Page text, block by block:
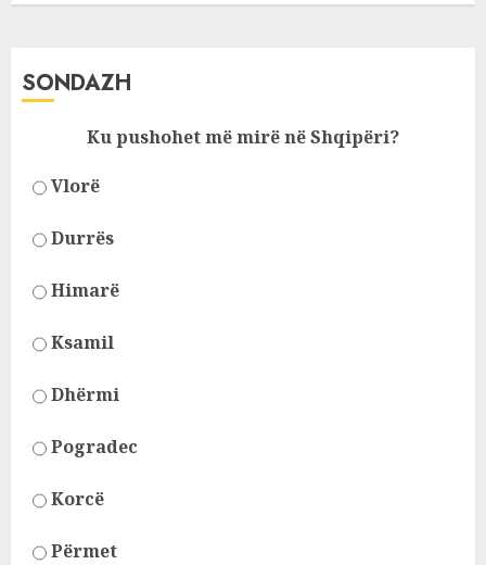
SONDAZH
Ku pushohet më mirë në Shqipëri?
Vlorë
Durrës
Himarë
Ksamil
Dhërmi
Pogradec
Korcë
Përmet